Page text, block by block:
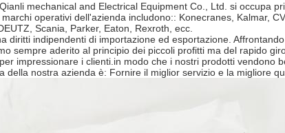
mechanical and Electrical Equipment Co., Ltd. si occupa
operativi dell'azienda includono:: Konecranes, Kalmar,
Scania, Parker, Eaton, Rexroth, ecc.
diritti indipendenti di importazione ed esportazione.
sempre aderito al principio dei piccoli profitti ma del rapido
impressionare i clienti.in modo che i nostri prodotti vendono
della nostra azienda è: Fornire il miglior servizio e la migliore